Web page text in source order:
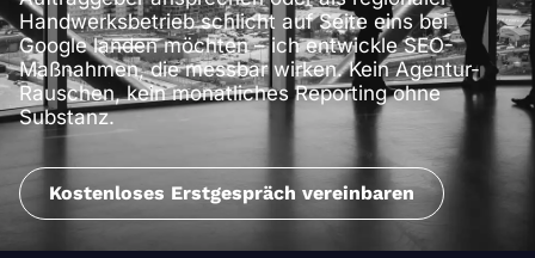
Handwerksbetrieb schlicht auf Seite eins bei
Google landen möchten – ich entwickle SEO-
Maßnahmen, die messbar wirken. Kein Agentur-
Rauschen, kein monatliches Reporting ohne
Substanz.
Kostenloses Erstgespräch vereinbaren